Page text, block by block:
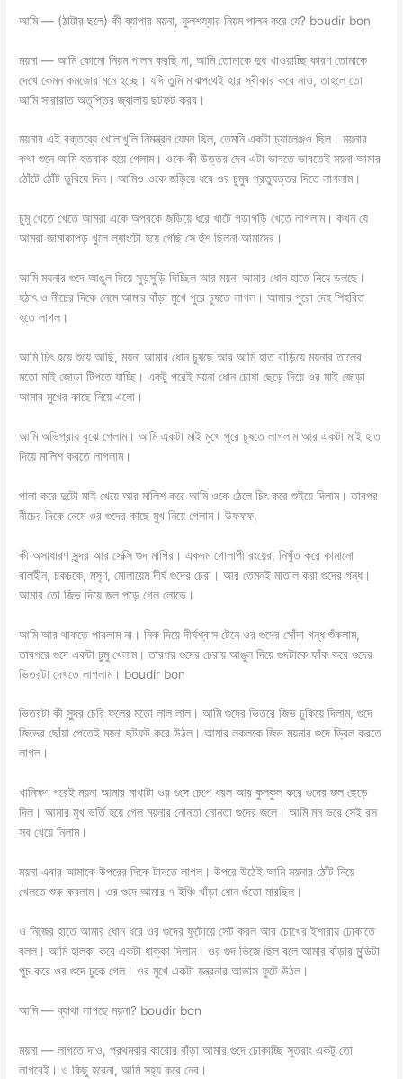
আমি — (ঠাট্টার ছলে) কী ব্যাপার ময়না, ফুলশয্যার নিয়ম পালন করে যে? boudir bon
ময়না — আমি কোনো নিয়ম পালন করছি না, আমি তোমাকে দুধ খাওয়াচ্ছি কারণ তোমাকে
দেখে কেমন কমজোর মনে হচ্ছে। যদি তুমি মাঝপথেই হার স্বীকার করে নাও, তাহলে তো
আমি সারারাত অতৃপ্তির জ্বালায় ছটফট করব।
ময়নার এই বক্তব্যে খোলাখুলি নিমন্ত্রন যেমন ছিল, তেমনি একটা চ্যালেঞ্জ‌ও ছিল। ময়নার
কথা শুনে আমি হতবাক হয়ে গেলাম। ওকে কী উত্তর দেব এটা ভাবতে ভাবতেই ময়না আমার
ঠোঁটে ঠোঁট ডুবিয়ে দিল। আমিও ওকে জড়িয়ে ধরে ওর চুমুর প্রত্যুত্তর দিতে লাগলাম।
চুমু খেতে খেতে আমরা একে অপরকে জড়িয়ে ধরে খাটে গড়াগড়ি খেতে লাগলাম। কখন যে
আমরা জামাকাপড় খুলে ল্যাংটো হয়ে গেছি সে হুঁশ ছিলনা আমাদের।
আমি ময়নার গুদে আঙুল দিয়ে সুড়সুড়ি দিচ্ছিল আর ময়না আমার ধোন হাতে নিয়ে ডলছে।
হঠাৎ ও নীচের দিকে নেমে আমার বাঁড়া মুখে পুরে চুষতে লাগল। আমার পুরো দেহ শিহরিত
হতে লাগল।
আমি চিৎ হয়ে শুয়ে আছি, ময়না আমার ধোন চুষছে আর আমি হাত বাড়িয়ে ময়নার তালের
মতো মাই জোড়া টিপতে যাচ্ছি। একটু পরেই ময়না ধোন চোষা ছেড়ে দিয়ে ওর মাই জোড়া
আমার মুখের কাছে নিয়ে এলো।
আমি অভিপ্রায় বুঝে গেলাম। আমি একটা মাই মুখে পুরে চুষতে লাগলাম আর একটা মাই হাত
দিয়ে মালিশ করতে লাগলাম।
পালা করে দুটো মাই খেয়ে আর মালিশ করে আমি ওকে ঠেলে চিৎ করে শুইয়ে দিলাম। তারপর
নীচের দিকে নেমে ওর গুদের কাছে মুখ নিয়ে গেলাম। উফফফ,
কী অসাধারণ সুন্দর আর সেক্সি গুদ মাগির। একদম গোলাপী রংয়ের, নিখুঁত করে কামানো
বালহীন, চকচকে, মসৃণ, মোলায়েম দীর্ঘ গুদের চেরা। আর তেমন‌ই মাতাল করা গুদের গন্ধ।
আমার তো জিভ দিয়ে জল পড়ে গেল লোভে।
আমি আর থাকতে পারলাম না। নিক দিয়ে দীর্ঘশ্বাস টেনে ওর গুদের সোঁদা গন্ধ শুঁকলাম,
তারপরে গুদে একটা চুমু খেলাম। তারপর গুদের চেরায় আঙুল দিয়ে গুদটাকে ফাঁক করে গুদের
ভিতরটা দেখতে লাগলাম। boudir bon
ভিতরটা কী সুন্দর চেরি ফলের মতো লাল লাল। আমি গুদের ভিতরে জিভ ঢুকিয়ে দিলাম, গুদে
জিভের ছোঁয়া পেতেই ময়না ছটফট করে উঠল। আমার লকলকে জিভ ময়নার গুদে ড্রিল করতে
লাগল।
খানিক্ষণ পরেই ময়না আমার মাথাটা ওর গুদে চেপে ধরল আর কুলকুল করে গুদের জল ছেড়ে
দিল। আমার মুখ ভর্তি হয়ে গেল ময়নার নোনতা নোনতা গুদের জলে। আমি মন ভরে সেই রস
সব খেয়ে নিলাম।
ময়না এবার আমাকে উপরের দিকে টানতে লাগল। উপরে উঠেই আমি ময়নার ঠোঁট নিয়ে
খেলতে শুরু করলাম। ওর গুদে আমার ৭ ইঞ্চি খাঁড়া ধোন গুঁতো মারছিল।
ও নিজের হাতে আমার ধোন ধরে ওর গুদের ফুটোয়ে সেট করল আর চোখের ইশারায় ঢোকাতে
বলল। আমি হালকা করে একটা ধাক্কা দিলাম। ওর গুদ ভিজে ছিল বলে আমার বাঁড়ার মুন্ডিটা
পুচ করে ওর গুদে ঢুকে গেল। ওর মুখে একটা যন্ত্রনার আভাস ফুটে উঠল।
আমি — ব্যাথা লাগছে ময়না? boudir bon
ময়না — লাগতে দাও, প্রথমবার কারোর বাঁড়া আমার গুদে ঢোকাচ্ছি সুতরাং একটু তো
লাগবেই। ও কিছু হবেনা, আমি সহ্য করে নেব।